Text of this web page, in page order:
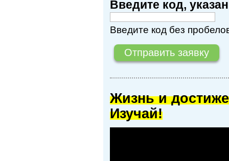
Введите код,
Введите код без
Жизнь и
Изучай!